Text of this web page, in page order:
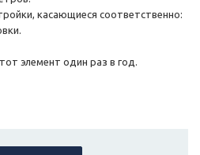
касающиеся соответственно:
элемент один раз в год.